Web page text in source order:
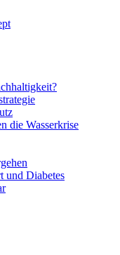
die Wasserkrise
und Diabetes